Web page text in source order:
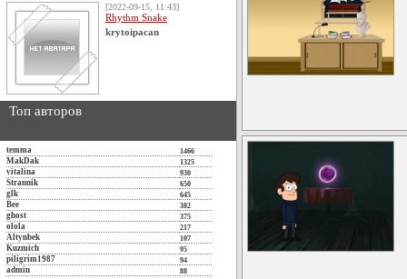
[2022-09-15, 11:43]
Rhythm Snake
krytoipacan
Топ авторов
temma 1466
MakDak 1325
vitalina 930
Strannik 650
glk 645
Bee 382
ghost 375
olola 217
Altynbek 107
Kuzmich 95
piligrim1987 94
admin 88